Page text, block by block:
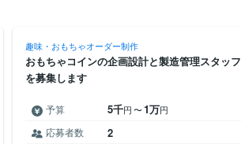
趣味・おもちゃオーダー制作
おもちゃコインの企画設計と製造管理スタッフ
を募集します
予算 5千円〜1万円
応募者数 2